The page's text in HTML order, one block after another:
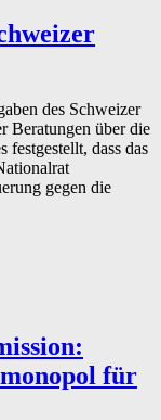
des Schweizer
Beratungen über die
festgestellt, dass das
gegen die
für